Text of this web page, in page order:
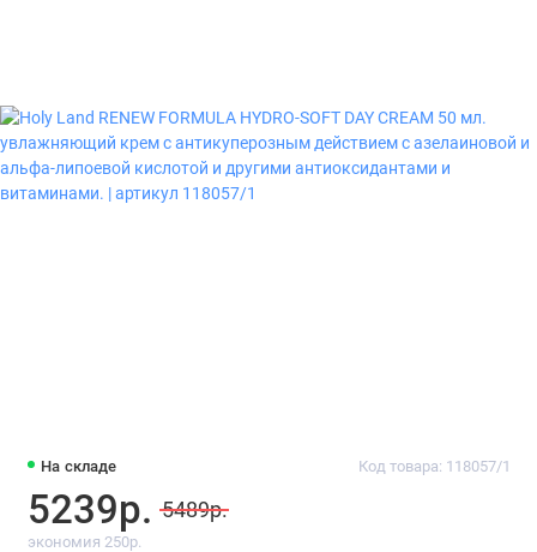
На складе Код товара: 118057/1
5239р. 5489р.
экономия 250р.